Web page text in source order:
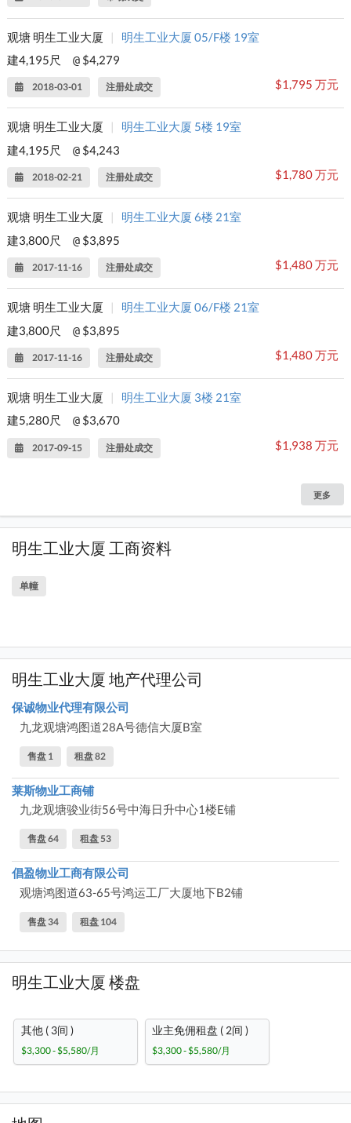
观塘 明生工业大厦 |
明生工业大厦 05/F楼 19室
建4,195尺
@ $4,279
2018-03-01 注册处成交 $1,795 万元
观塘 明生工业大厦
明生工业大厦 5楼 19室
建4,195尺
@ $4,243
2018-02-21 注册处成交 $1,780 万元
观塘 明生工业大厦
明生工业大厦 6楼 21室
建3,800尺
@ $3,895
2017-11-16 注册处成交 $1,480 万元
观塘 明生工业大厦
明生工业大厦 06/F楼 21室
建3,800尺
@ $3,895
2017-11-16 注册处成交 $1,480 万元
观塘 明生工业大厦 |
明生工业大厦 3楼 21室
建5,280尺
@ $3,670
2017-09-15 注册处成交 $1,938 万元
更多
明生工业大厦 工商资料
单幢
明生工业大厦 地产代理公司
保诚物业代理有限公司
九龙观塘鸿图道28A号德信大厦B室
售盘 1 租盘 82
莱斯物业工商铺
九龙观塘骏业街56号中海日升中心1楼E铺
售盘 64 租盘 53
倡盈物业工商有限公司
观塘鸿图道63-65号鸿运工厂大厦地下B2铺
售盘 34 租盘 104
明生工业大厦 楼盘
其他 ( 3间 )
$3,300 - $5,580/月
业主免佣租盘 ( 2间 )
$3,300 - $5,580/月